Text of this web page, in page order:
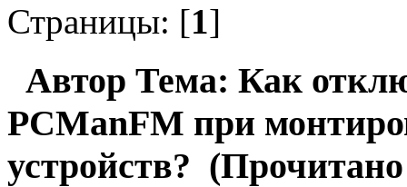
Страницы: [1]
Автор Тема: Как
PCManFM при
устройств? (Прочитано